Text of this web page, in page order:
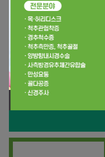
로봇수술센터
족부·
족관절클리닉
소아골절클리닉
척추내시경센터
척추변형센터
심뇌혈관센터
인공신장센터
진료과
진료과 전체보기
정형외과
소아청소년정형외과
신경외과
신경과
내분비내과
의료진
외래진료
퇴원/
병문안
응급실
진료상담
콜센터
증명서재발급
비급여진료비
장비안내
층별안내
안내
오시는길
병원소개
병원장인사말
비전과
핵심가치
부민스토리
연혁
조직도
임상시험센터
미디어센터
병원소식
언론보도
칭찬합시다
고객의소리
부민병원
부민그룹소개
이사장소개
핵심가치
부민스토리
부민그룹소식
사회공헌
건강토크
RUS
의료진
소개
전문성과 경험을 갖춘